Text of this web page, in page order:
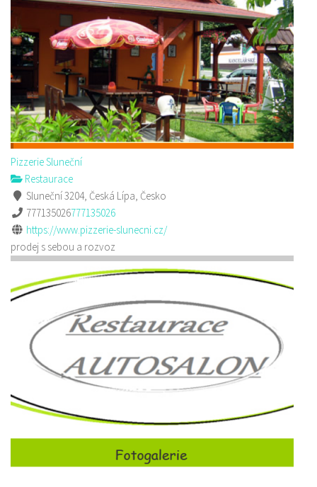
Pizzerie Sluneční
Restaurace
Sluneční 3204, Česká Lípa, Česko
777135026777135026
https://www.pizzerie-slunecni.cz/
prodej s sebou a rozvoz